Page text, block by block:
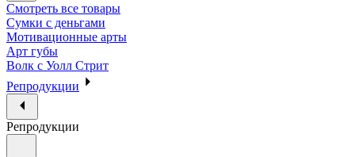
Смотреть все товары
Сумки с деньгами
Мотивационные арты
Арт губы
Волк с Уолл Стрит
Репродукции
Репродукции